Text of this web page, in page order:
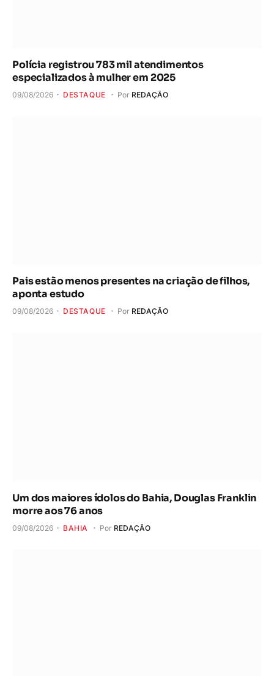
Polícia registrou 783 mil atendimentos
especializados à mulher em 2025
09/08/2026 DESTAQUE Por REDAÇÃO
Pais estão menos presentes na criação de filhos,
aponta estudo
09/08/2026 DESTAQUE Por REDAÇÃO
Um dos maiores ídolos do Bahia, Douglas Franklin
morre aos 76 anos
09/08/2026 BAHIA Por REDAÇÃO